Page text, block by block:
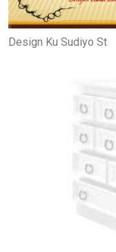
Design Ku Sudiyo St